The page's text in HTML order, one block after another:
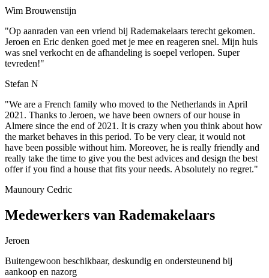
Wim Brouwenstijn
"Op aanraden van een vriend bij Rademakelaars terecht gekomen.
Jeroen en Eric denken goed met je mee en reageren snel. Mijn huis
was snel verkocht en de afhandeling is soepel verlopen. Super
tevreden!"
Stefan N
"We are a French family who moved to the Netherlands in April
2021. Thanks to Jeroen, we have been owners of our house in
Almere since the end of 2021. It is crazy when you think about how
the market behaves in this period. To be very clear, it would not
have been possible without him. Moreover, he is really friendly and
really take the time to give you the best advices and design the best
offer if you find a house that fits your needs. Absolutely no regret."
Maunoury Cedric
Medewerkers van Rademakelaars
Jeroen
Buitengewoon beschikbaar, deskundig en ondersteunend bij
aankoop en nazorg